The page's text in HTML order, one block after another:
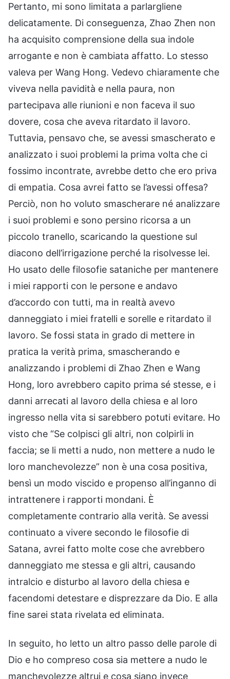
Pertanto, mi sono limitata a parlargliene
delicatamente. Di conseguenza, Zhao Zhen non
ha acquisito comprensione della sua indole
arrogante e non è cambiata affatto. Lo stesso
valeva per Wang Hong. Vedevo chiaramente che
viveva nella pavidità e nella paura, non
partecipava alle riunioni e non faceva il suo
dovere, cosa che aveva ritardato il lavoro.
Tuttavia, pensavo che, se avessi smascherato e
analizzato i suoi problemi la prima volta che ci
fossimo incontrate, avrebbe detto che ero priva
di empatia. Cosa avrei fatto se l’avessi offesa?
Perciò, non ho voluto smascherare né analizzare
i suoi problemi e sono persino ricorsa a un
piccolo tranello, scaricando la questione sul
diacono dell’irrigazione perché la risolvesse lei.
Ho usato delle filosofie sataniche per mantenere
i miei rapporti con le persone e andavo
d’accordo con tutti, ma in realtà avevo
danneggiato i miei fratelli e sorelle e ritardato il
lavoro. Se fossi stata in grado di mettere in
pratica la verità prima, smascherando e
analizzando i problemi di Zhao Zhen e Wang
Hong, loro avrebbero capito prima sé stesse, e i
danni arrecati al lavoro della chiesa e al loro
ingresso nella vita si sarebbero potuti evitare. Ho
visto che “Se colpisci gli altri, non colpirli in
faccia; se li metti a nudo, non mettere a nudo le
loro manchevolezze” non è una cosa positiva,
bensì un modo viscido e propenso all’inganno di
intrattenere i rapporti mondani. È
completamente contrario alla verità. Se avessi
continuato a vivere secondo le filosofie di
Satana, avrei fatto molte cose che avrebbero
danneggiato me stessa e gli altri, causando
intralcio e disturbo al lavoro della chiesa e
facendomi detestare e disprezzare da Dio. E alla
fine sarei stata rivelata ed eliminata.
In seguito, ho letto un altro passo delle parole di
Dio e ho compreso cosa sia mettere a nudo le
manchevolezze altrui e cosa siano invece